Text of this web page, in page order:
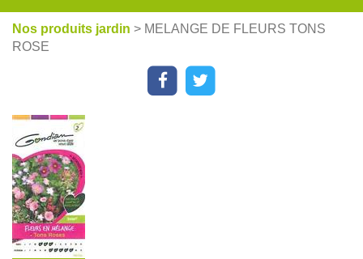
Nos produits jardin > MELANGE DE FLEURS TONS
ROSE